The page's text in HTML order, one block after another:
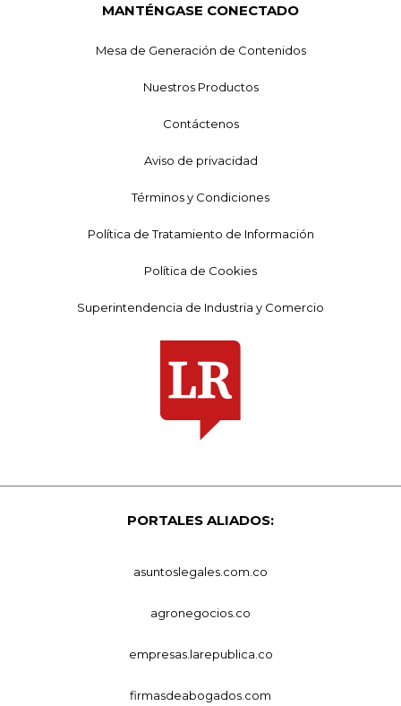
MANTÉNGASE CONECTADO
Mesa de Generación de Contenidos
Nuestros Productos
Contáctenos
Aviso de privacidad
Términos y Condiciones
Política de Tratamiento de Información
Política de Cookies
Superintendencia de Industria y Comercio
PORTALES ALIADOS:
asuntoslegales.com.co
agronegocios.co
empresas.larepublica.co
firmasdeabogados.com